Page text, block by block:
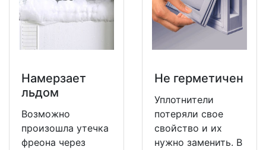
Намерзает
льдом
Возможно
произошла утечка
фреона через
Не герметичен
Уплотнители
потеряли свое
свойство и их
нужно заменить. В